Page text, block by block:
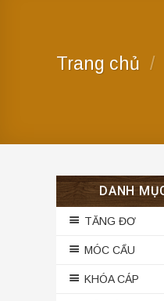
Trang chủ /
DANH
TĂNG ĐƠ
MÓC CẨU
KHÓA CÁP